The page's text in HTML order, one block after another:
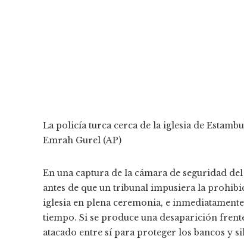
La policía turca cerca de la iglesia de
Emrah Gurel (AP)
En una captura de la cámara de seguridad
antes de que un tribunal impusiera la
iglesia en plena ceremonia, e
tiempo. Si se produce una desaparición
atacado entre sí para proteger los bancos y